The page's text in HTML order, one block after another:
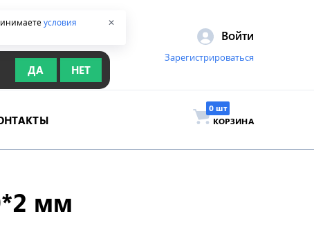
условия
✕
ДА НЕТ
Войти
Зарегистрироваться
КОРЗИНА
мм